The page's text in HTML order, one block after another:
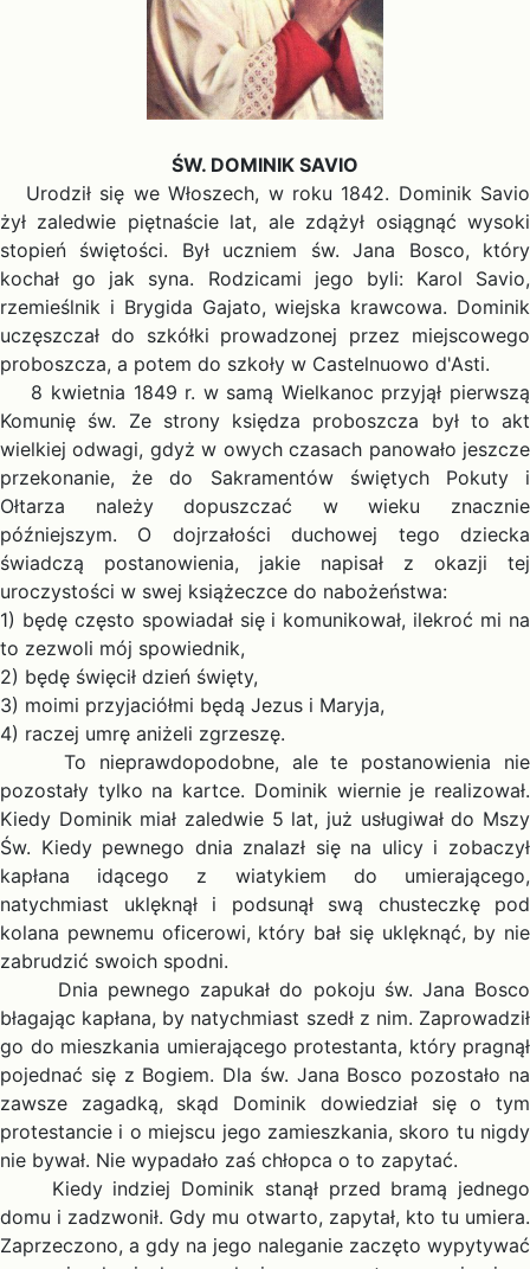
ŚW. DOMINIK SAVIO
Urodził się we Włoszech, w roku 1842. Dominik Savio
żył zaledwie piętnaście lat, ale zdążył osiągnąć wysoki
stopień świętości. Był uczniem św. Jana Bosco, który
kochał go jak syna. Rodzicami jego byli: Karol Savio,
rzemieślnik i Brygida Gajato, wiejska krawcowa. Dominik
uczęszczał do szkółki prowadzonej przez miejscowego
proboszcza, a potem do szkoły w Castelnuowo d'Asti.
8 kwietnia 1849 r. w samą Wielkanoc przyjął pierwszą
Komunię św. Ze strony księdza proboszcza był to akt
wielkiej odwagi, gdyż w owych czasach panowało jeszcze
przekonanie, że do Sakramentów świętych Pokuty i
Ołtarza należy dopuszczać w wieku znacznie
późniejszym. O dojrzałości duchowej tego dziecka
świadczą postanowienia, jakie napisał z okazji tej
uroczystości w swej książeczce do nabożeństwa:
1) będę często spowiadał się i komunikował, ilekroć mi na
to zezwoli mój spowiednik,
2) będę święcił dzień święty,
3) moimi przyjaciółmi będą Jezus i Maryja,
4) raczej umrę aniżeli zgrzeszę.
To nieprawdopodobne, ale te postanowienia nie
pozostały tylko na kartce. Dominik wiernie je realizował.
Kiedy Dominik miał zaledwie 5 lat, już usługiwał do Mszy
Św. Kiedy pewnego dnia znalazł się na ulicy i zobaczył
kapłana idącego z wiatykiem do umierającego,
natychmiast uklęknął i podsunął swą chusteczkę pod
kolana pewnemu oficerowi, który bał się uklęknąć, by nie
zabrudzić swoich spodni.
Dnia pewnego zapukał do pokoju św. Jana Bosco
błagając kapłana, by natychmiast szedł z nim. Zaprowadził
go do mieszkania umierającego protestanta, który pragnął
pojednać się z Bogiem. Dla św. Jana Bosco pozostało na
zawsze zagadką, skąd Dominik dowiedział się o tym
protestancie i o miejscu jego zamieszkania, skoro tu nigdy
nie bywał. Nie wypadało zaś chłopca o to zapytać.
Kiedy indziej Dominik stanął przed bramą jednego
domu i zadzwonił. Gdy mu otwarto, zapytał, kto tu umiera.
Zaprzeczono, a gdy na jego naleganie zaczęto wypytywać